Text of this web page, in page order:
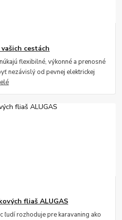
cestách
flexibilné, výkonné a prenosné
nezávislý od pevnej elektrickej
fliaš ALUGAS
ľudí rozhoduje pre karavaning ako